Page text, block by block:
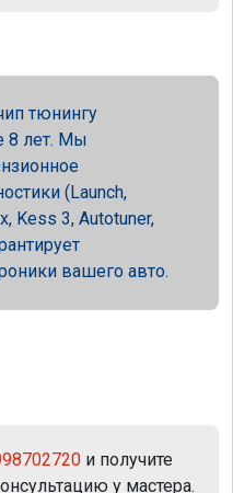
тюнингу
8 лет. Мы
(Launch,
Kess 3, Autotuner,
вашего авто.
и получите
у мастера.